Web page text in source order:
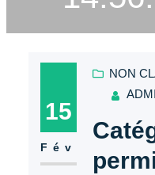
15
Fév
NON